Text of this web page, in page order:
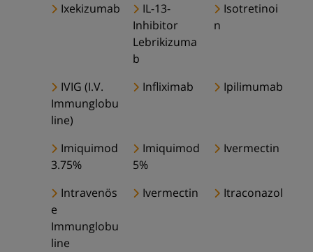
Ixekizumab
IL-13-
Inhibitor
Lebrikizuma
b
Isotretinoi
n
IVIG (I.V.
Immunglobu
line)
Infliximab Ipilimumab
Imiquimod
3.75%
Imiquimod
5%
Ivermectin
Intravenös
e
Immunglobu
line
Ivermectin Itraconazol